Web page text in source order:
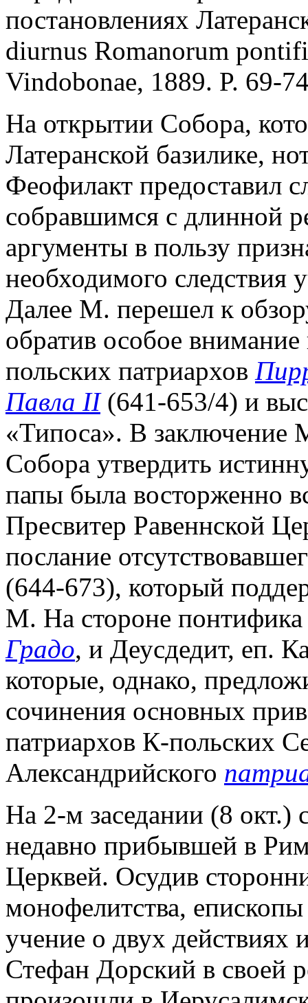
постановлениях
diurnus Romanorum
Vindobonae, 1889. P. 69-
На открытии Собора,
Латеранской базилике,
Феофилакт предоставил
собравшимся с длинной
аргументы в пользу
необходимого следствия
Далее М. перешел к
обратив особое
польских патриархов
Павла II(641-653/4) и
«Типоса». В заключение
Собора утвердить
папы была восторженно
Пресвитер Равеннской
послание
(644-673), который
М. На стороне
Градо, и Деусдедит, еп.
которые, однако,
сочинения основных
патриархов К-польских
Александрийского
На 2-м заседании (8 окт.)
недавно прибывшей в
Церквей. Осудив
монофелитства,
учение о двух действиях
Стефан Дорский в своей